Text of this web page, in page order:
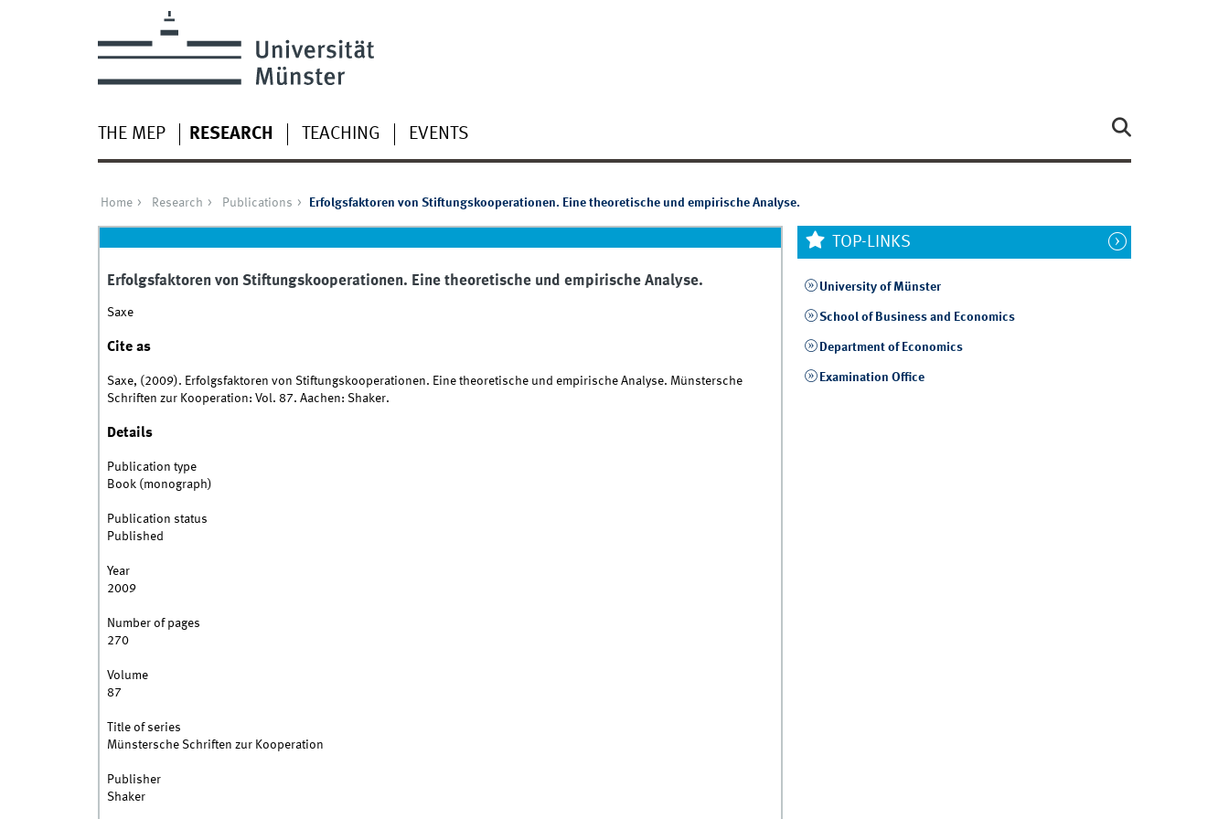
THE MEP RESEARCH TEACHING EVENTS
Home Research Publications Erfolgsfaktoren von Stiftungskooperationen. Eine theoretische und empirische Analyse.
Erfolgsfaktoren von Stiftungskooperationen. Eine theoretische und empirische Analyse.
Saxe
Cite as
Saxe, (2009). Erfolgsfaktoren von Stiftungskooperationen. Eine theoretische und empirische Analyse. Münstersche
Schriften zur Kooperation: Vol. 87. Aachen: Shaker.
Details
Publication type
Book (monograph)
Publication status
Published
Year
2009
Number of pages
270
Volume
87
Title of series
Münstersche Schriften zur Kooperation
Publisher
Shaker
TOP-LINKS
University of Münster
School of Business and Economics
Department of Economics
Examination Office